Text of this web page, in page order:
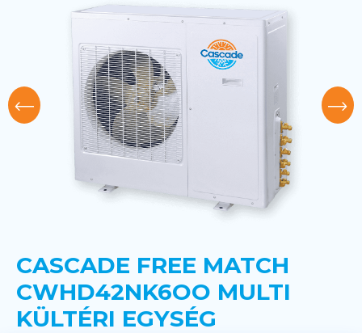
CASCADE FREE MATCH
CWHD42NK6OO MULTI
KÜLTÉRI EGYSÉG